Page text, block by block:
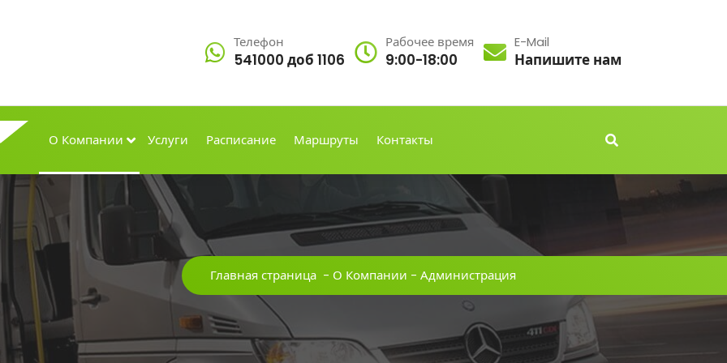
Телефон
541000 доб 1106
Рабочее время
9:00-18:00
E-Mail
Напишите нам
О Компании Услуги Расписание Маршруты Контакты
Главная страница - О Компании - Администрация